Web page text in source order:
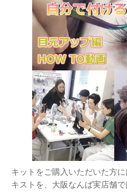
キットをご購入いただいた方
キストを、大阪なんば実店舗